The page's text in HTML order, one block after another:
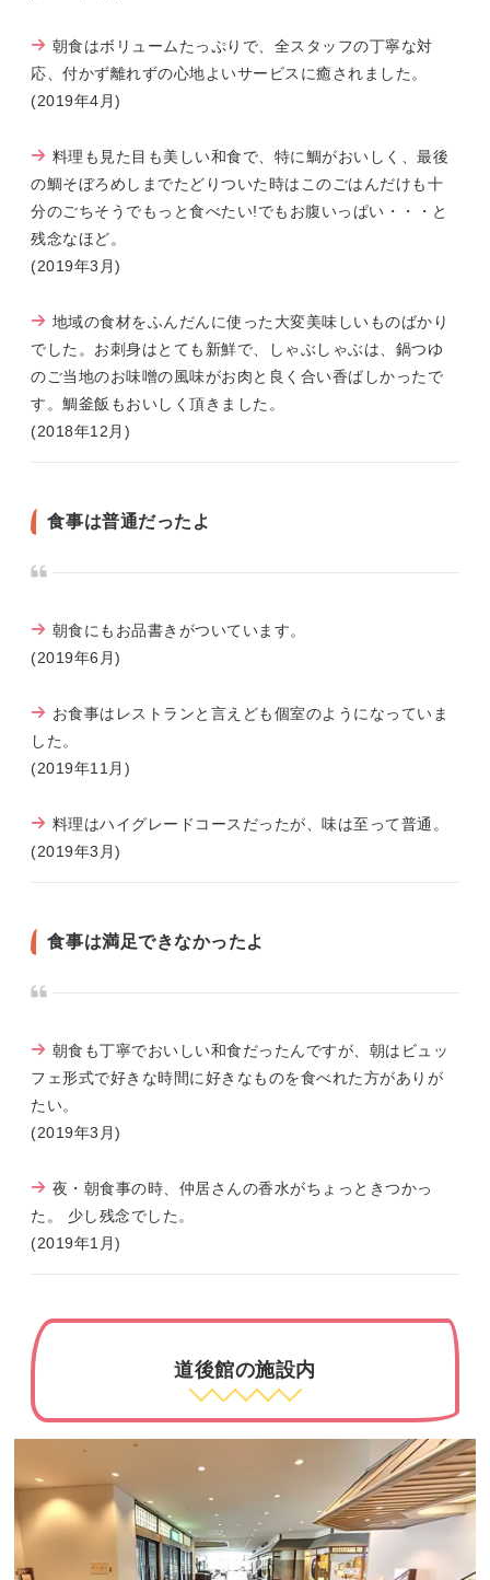
朝食はボリュームたっぷりで、全スタッフの丁寧な対
応、付かず離れずの心地よいサービスに癒されました。
(2019年4月)
料理も見た目も美しい和食で、特に鯛がおいしく、最後
の鯛そぼろめしまでたどりついた時はこのごはんだけも十
分のごちそうでもっと食べたい!でもお腹いっぱい・・・と
残念なほど。
(2019年3月)
地域の食材をふんだんに使った大変美味しいものばかり
でした。お刺身はとても新鮮で、しゃぶしゃぶは、鍋つゆ
のご当地のお味噌の風味がお肉と良く合い香ばしかったで
す。鯛釜飯もおいしく頂きました。
(2018年12月)
食事は普通だったよ
朝食にもお品書きがついています。
(2019年6月)
お食事はレストランと言えども個室のようになっていま
した。
(2019年11月)
料理はハイグレードコースだったが、味は至って普通。
(2019年3月)
食事は満足できなかったよ
朝食も丁寧でおいしい和食だったんですが、朝はビュッ
フェ形式で好きな時間に好きなものを食べれた方がありが
たい。
(2019年3月)
夜・朝食事の時、仲居さんの香水がちょっときつかっ
た。 少し残念でした。
(2019年1月)
道後館の施設内